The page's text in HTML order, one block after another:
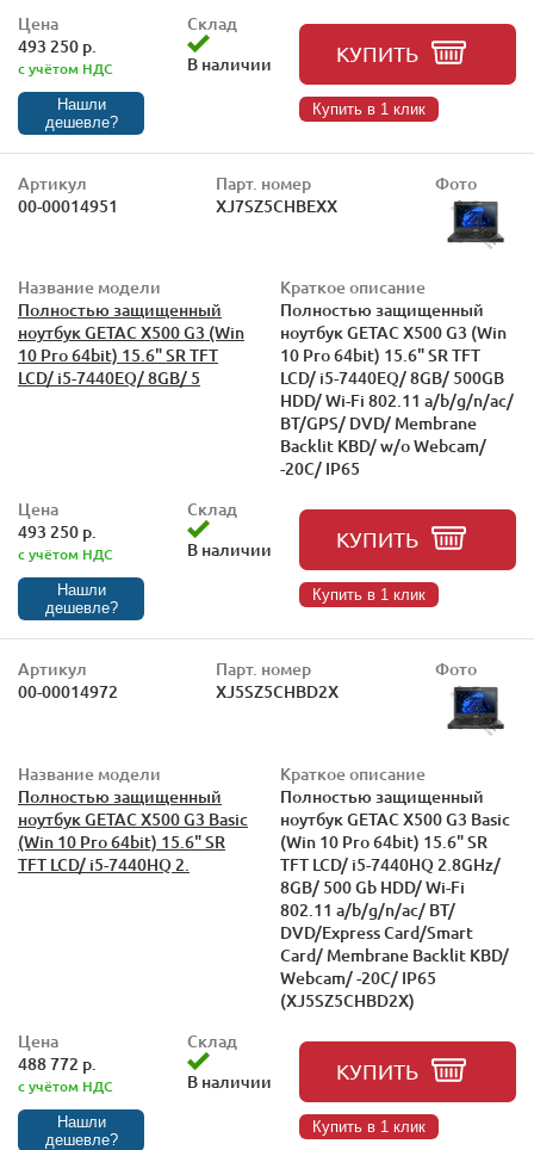
Цена
493 250 р.
с учётом НДС
Нашли
дешевле?
Склад
В наличии
КУПИТЬ
Купить в 1 клик
Артикул
00-00014951
Парт. номер
XJ7SZ5CHBEXX
Фото
Название модели
Полностью защищенный
ноутбук GETAC X500 G3 (Win
10 Pro 64bit) 15.6" SR TFT
LCD/ i5-7440EQ/ 8GB/ 5
Краткое описание
Полностью защищенный
ноутбук GETAC X500 G3 (Win
10 Pro 64bit) 15.6" SR TFT
LCD/ i5-7440EQ/ 8GB/ 500GB
HDD/ Wi-Fi 802.11 a/b/g/n/ac/
BT/GPS/ DVD/ Membrane
Backlit KBD/ w/o Webcam/
-20C/ IP65
Цена
493 250 р.
с учётом НДС
Нашли
дешевле?
Склад
В наличии
КУПИТЬ
Купить в 1 клик
Артикул
00-00014972
Парт. номер
XJ5SZ5CHBD2X
Фото
Название модели
Полностью защищенный
ноутбук GETAC X500 G3 Basic
(Win 10 Pro 64bit) 15.6" SR
TFT LCD/ i5-7440HQ 2.
Краткое описание
Полностью защищенный
ноутбук GETAC X500 G3 Basic
(Win 10 Pro 64bit) 15.6" SR
TFT LCD/ i5-7440HQ 2.8GHz/
8GB/ 500 Gb HDD/ Wi-Fi
802.11 a/b/g/n/ac/ BT/
DVD/Express Card/Smart
Card/ Membrane Backlit KBD/
Webcam/ -20C/ IP65
(XJ5SZ5CHBD2X)
Цена
488 772 р.
с учётом НДС
Нашли
дешевле?
Склад
В наличии
КУПИТЬ
Купить в 1 клик